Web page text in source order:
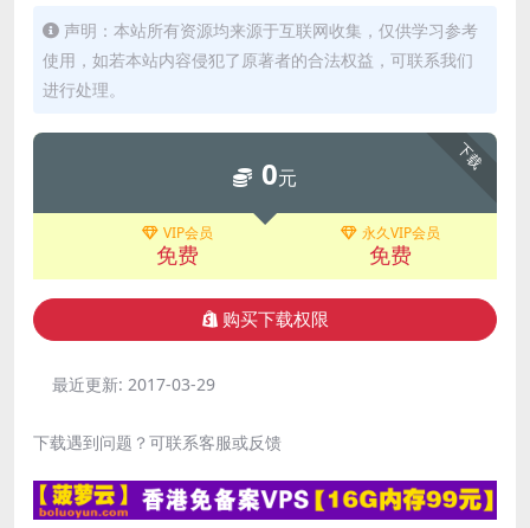
声明：本站所有资源均来源于互联网收集，仅供学习参考
使用，如若本站内容侵犯了原著者的合法权益，可联系我们
进行处理。
下载
0元
VIP会员
免费
永久VIP会员
免费
购买下载权限
最近更新: 2017-03-29
下载遇到问题？可联系客服或反馈